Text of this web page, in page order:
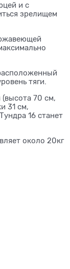
и с
зрелищем
тяги.
70 см,
31 см,
16 станет
около 20кг